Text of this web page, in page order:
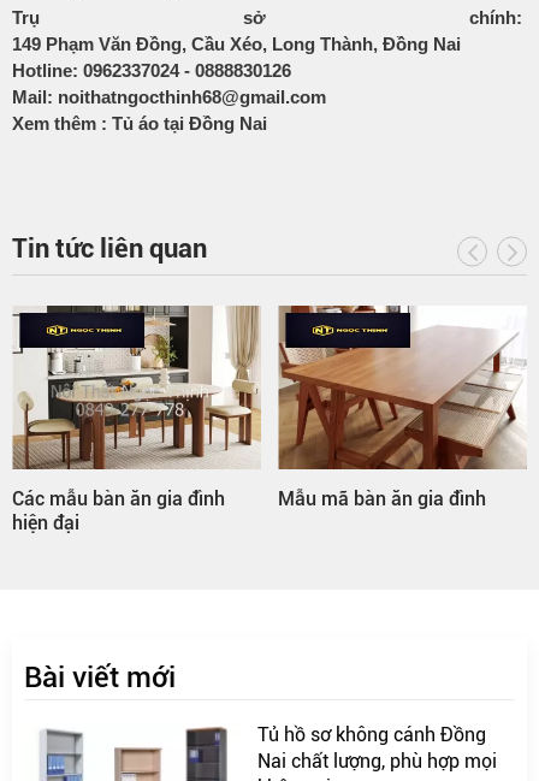
Trụ sở chính:
149 Phạm Văn Đồng, Cầu Xéo, Long Thành, Đồng Nai
Hotline: 0962337024- 0888830126
Mail: noithatngocthinh68@gmail.com
Xem thêm : Tủ áo tại Đồng Nai
Tin tức liên quan
Các mẫu bàn ăn gia đình
hiện đại
Mẫu mã bàn ăn gia đình
Bài viết mới
Tủ hồ sơ không cánh Đồng
Nai chất lượng, phù hợp mọi